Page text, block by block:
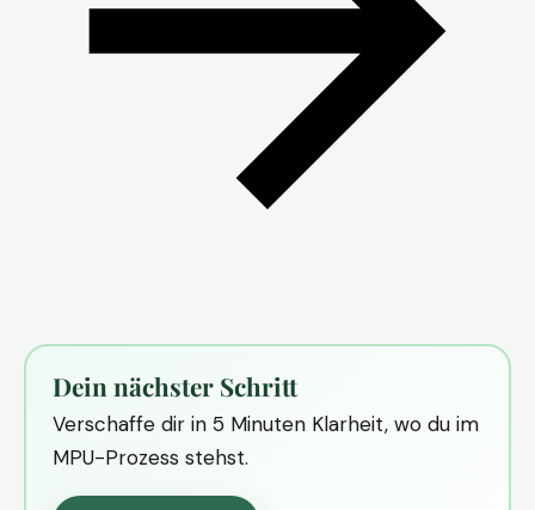
Dein nächster Schritt
Verschaffe dir in 5 Minuten Klarheit, wo du im
MPU-Prozess stehst.